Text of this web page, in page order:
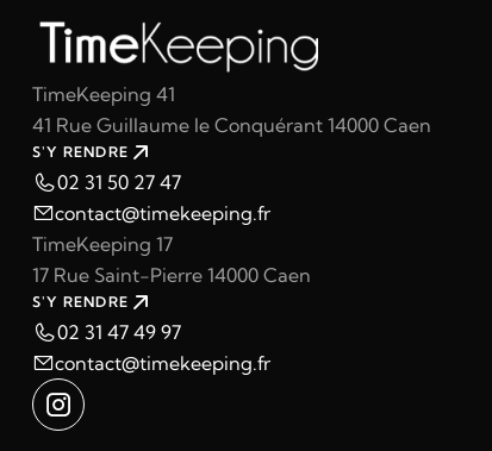
TimeKeeping 41
41 Rue Guillaume le Conquérant 14000 Caen
S'Y RENDRE
02 31 50 27 47
contact@timekeeping.fr
TimeKeeping 17
17 Rue Saint-Pierre 14000 Caen
S'Y RENDRE
02 31 47 49 97
contact@timekeeping.fr